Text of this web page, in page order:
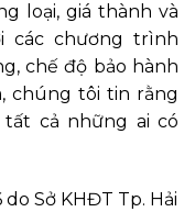
loại, giá thành và
các chương trình
chế độ bảo hành
chúng tôi tin rằng
tất cả những ai có
Sở KHĐT Tp. Hải